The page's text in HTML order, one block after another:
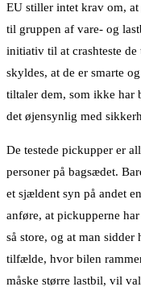
EU stiller intet krav om,
til gruppen af vare- og
initiativ til at crashteste
skyldes, at de er smarte
tiltaler dem, som ikke har
det øjensynlig med
De testede pickupper er
personer på bagsædet.
et sjældent syn på andet
anføre, at pickupperne
så store, og at man
tilfælde, hvor bilen
måske større lastbil, vil